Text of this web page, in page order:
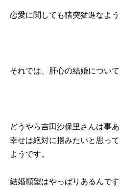
恋愛に関しても猪突猛進なよう
それでは、肝心の結婚につい
どうやら吉田沙保里さんは事
幸せは絶対に掴みたいと思っ
ようです。
結婚願望はやっぱりあるんです